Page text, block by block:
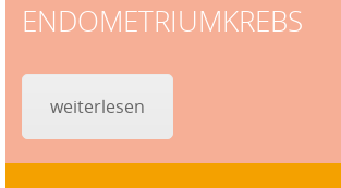
ENDOMETRIUMKREBS
weiterlesen